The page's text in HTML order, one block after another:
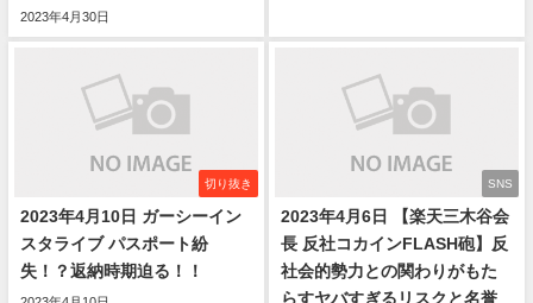
2023年4月30日
切り抜き
2023年4月10日 ガーシーイン
スタライブ パスポート紛
失！？返納時期迫る！！
SNS
2023年4月6日 【楽天三木谷会
長 反社コカインFLASH砲】反
社会的勢力との関わりがもた
らすヤバすぎるリスクと名誉